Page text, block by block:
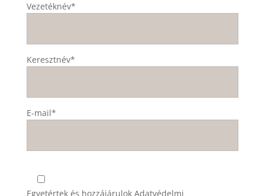
Vezetéknév*
Keresztnév*
E-mail*
Egyetértek és hozzájárulok Adatvédelmi